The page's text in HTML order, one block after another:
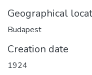
Geographical
Budapest
Creation date
1924